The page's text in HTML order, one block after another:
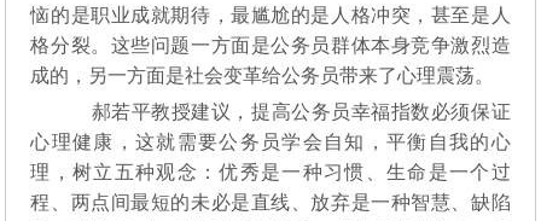
恼的是职业成就期待，最尴尬的是人格冲突，甚至是人
格分裂。这些问题一方面是公务员群体本身竞争激烈造
成的，另一方面是社会变革给公务员带来了心理震荡。
郝若平教授建议，提高公务员幸福指数必须保证
心理健康，这就需要公务员学会自知，平衡自我的心
理，树立五种观念：优秀是一种习惯、生命是一个过
程、两点间最短的未必是直线、放弃是一种智慧、缺陷